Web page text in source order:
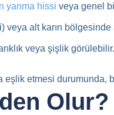
yanma hissi veya genel
veya alt karın
veya şişlik görülebilir.
etmesi durumunda,
Olur?